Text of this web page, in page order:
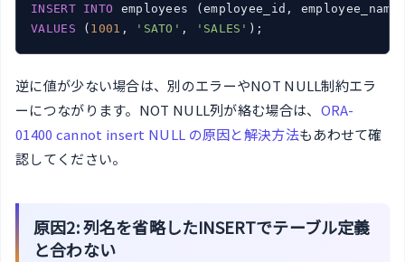
INSERT
INTO
VALUES ( 1001 , 'SATO' , 'SALES'
逆に値が少ない場合は、別のエラーやNOT NULL制約エラ
ーにつながります。NOT NULL列が絡む場合は、 ORA-
01400 cannot insert NULL の原因と解決方法もあわせて確
認してください。
原因2: 列名を省略したINSERTでテーブル定義
と合わない